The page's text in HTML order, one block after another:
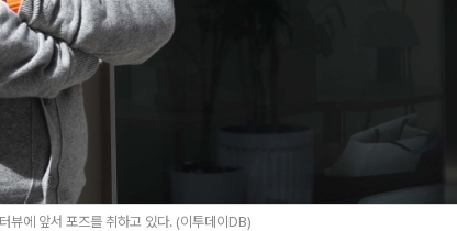
뷰에 앞서 포즈를 취하고 있다. (이투데이DB)